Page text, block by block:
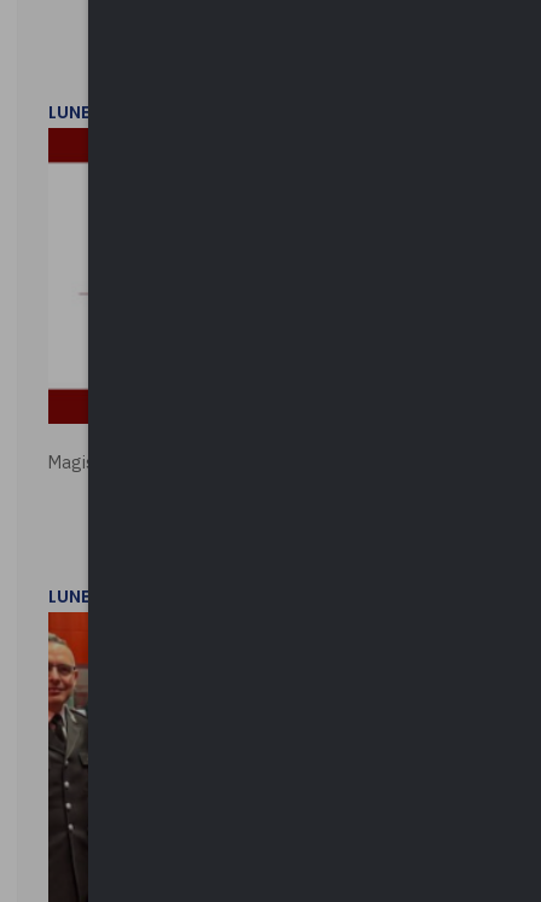
LUNEDì 2 FEBBRAIO 2026
Magistratura e Costituzione. Le ragioni del SÌ e del NO
LUNEDì 1 DICEMBRE 2025